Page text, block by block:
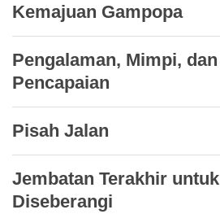
Kemajuan Gampopa
Pengalaman, Mimpi, dan
Pencapaian
Pisah Jalan
Jembatan Terakhir untuk
Diseberangi